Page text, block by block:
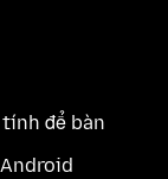
để bàn